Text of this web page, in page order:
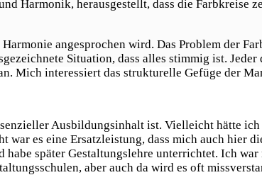
Harmonik, herausgestellt, dass die Farbkreise
angesprochen wird. Das Problem der
Situation, dass alles stimmig ist.
Mich interessiert das strukturelle Gefüge der
Ausbildungsinhalt ist. Vielleicht hätte ich
es eine Ersatzleistung, dass mich auch hier
später Gestaltungslehre unterrichtet. Ich
aber auch da wird es oft